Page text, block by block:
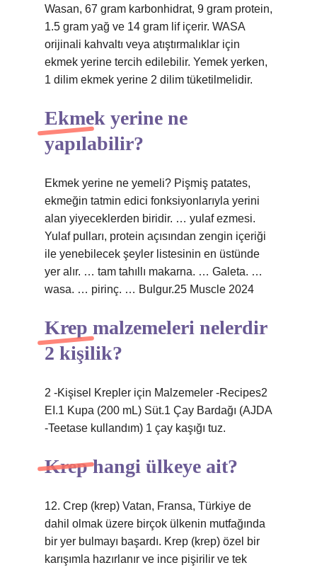
Wasan, 67 gram karbonhidrat, 9 gram protein,
1.5 gram yağ ve 14 gram lif içerir. WASA
orijinali kahvaltı veya atıştırmalıklar için
ekmek yerine tercih edilebilir. Yemek yerken,
1 dilim ekmek yerine 2 dilim tüketilmelidir.
Ekmek yerine ne
yapılabilir?
Ekmek yerine ne yemeli? Pişmiş patates,
ekmeğin tatmin edici fonksiyonlarıyla yerini
alan yiyeceklerden biridir. … yulaf ezmesi.
Yulaf pulları, protein açısından zengin içeriği
ile yenebilecek şeyler listesinin en üstünde
yer alır. … tam tahıllı makarna. … Galeta. …
wasa. … pirinç. … Bulgur.25 Muscle 2024
Krep malzemeleri nelerdir
2 kişilik?
2 -Kişisel Krepler için Malzemeler -Recipes2
EI.1 Kupa (200 mL) Süt.1 Çay Bardağı (AJDA
-Teetase kullandım) 1 çay kaşığı tuz.
Krep hangi ülkeye ait?
12. Crep (krep) Vatan, Fransa, Türkiye de
dahil olmak üzere birçok ülkenin mutfağında
bir yer bulmayı başardı. Krep (krep) özel bir
karışımla hazırlanır ve ince pişirilir ve tek